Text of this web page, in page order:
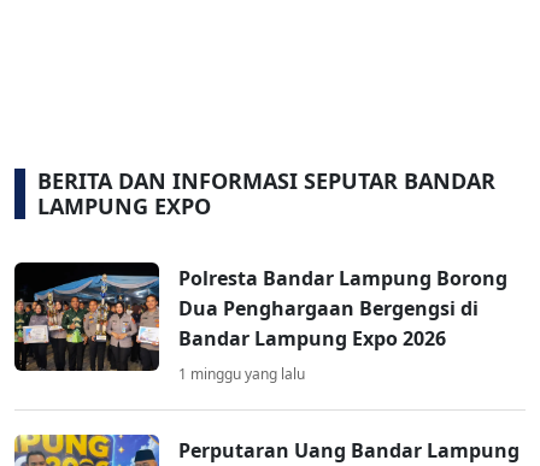
BERITA DAN INFORMASI SEPUTAR BANDAR
LAMPUNG EXPO
Polresta Bandar Lampung Borong
Dua Penghargaan Bergengsi di
Bandar Lampung Expo 2026
1 minggu yang lalu
Perputaran Uang Bandar Lampung